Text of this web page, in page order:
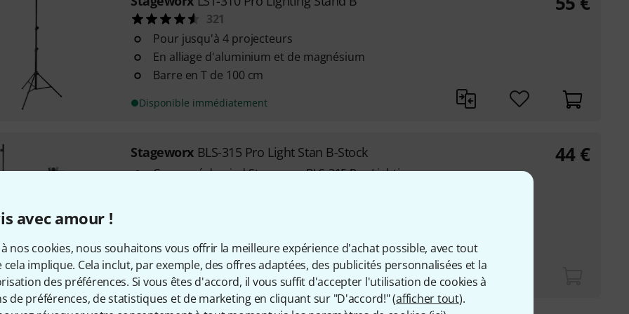
avec amour !
nos cookies, nous souhaitons vous offrir la meilleure expérience d'achat possible, avec tout
cela implique. Cela inclut, par exemple, des offres adaptées, des publicités personnalisées et la
des préférences. Si vous êtes d'accord, il vous suffit d'accepter l'utilisation de cookies à
de préférences, de statistiques et de marketing en cliquant sur "D'accord!" (afficher tout).
321
Pour jusqu'à 4 projecteurs
En alliage d'aluminium et de magnésium
Barre en T de 100 cm
Disponible immédiatement
Stageworx BLS-315 Pro Light Stan B-Stock
Composé du pied Stageworx BLS-315 Pro Lighting
Pieds renforcés individuellement pour une grande
stabilité
Ce produit est épuisé
44 €